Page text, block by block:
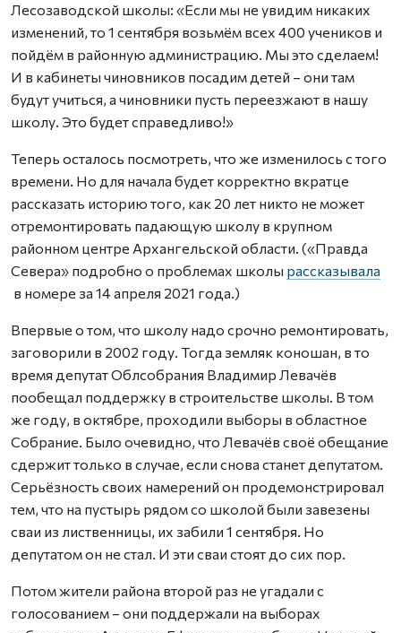
Лесозаводской школы: «Если мы не увидим никаких
изменений, то 1 сентября возьмём всех 400 учеников и
пойдём в районную администрацию. Мы это сделаем!
И в кабинеты чиновников посадим детей – они там
будут учиться, а чиновники пусть переезжают в нашу
школу. Это будет справедливо!»
Теперь осталось посмотреть, что же изменилось с того
времени. Но для начала будет корректно вкратце
рассказать историю того, как 20 лет никто не может
отремонтировать падающую школу в крупном
районном центре Архангельской области. («Правда
Севера» подробно о проблемах школы рассказывала
в номере за 14 апреля 2021 года.)
Впервые о том, что школу надо срочно ремонтировать,
заговорили в 2002 году. Тогда земляк коношан, в то
время депутат Облсобрания Владимир Левачёв
пообещал поддержку в строительстве школы. В том
же году, в октябре, проходили выборы в областное
Собрание. Было очевидно, что Левачёв своё обещание
сдержит только в случае, если снова станет депутатом.
Серьёзность своих намерений он продемонстрировал
тем, что на пустырь рядом со школой были завезены
сваи из лиственницы, их забили 1 сентября. Но
депутатом он не стал. И эти сваи стоят до сих пор.
Потом жители района второй раз не угадали с
голосованием – они поддержали на выборах